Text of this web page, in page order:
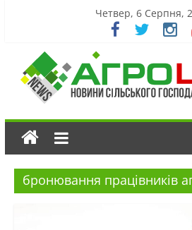
Четвер, 6 Серпня,
бронювання працівників